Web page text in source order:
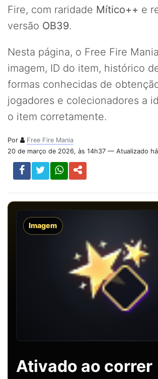
Fire, com raridade Mítico++ e
versão OB39.
Nesta página, o Free Fire
imagem, ID do item, histórico
formas conhecidas de
jogadores e colecionadores a
o item corretamente.
Por
Free Fire Mania
20 de março de 2026, às 14h37 — Atualizado
Imagem
Ativado ao correr